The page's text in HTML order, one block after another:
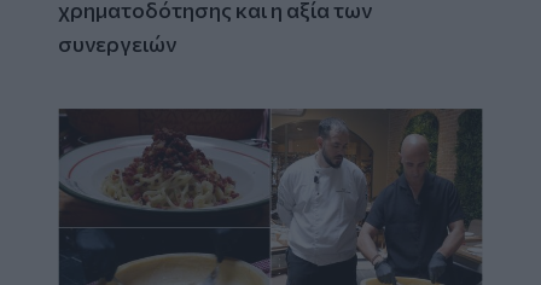
χρηματοδότησης και η αξία των
συνεργειών